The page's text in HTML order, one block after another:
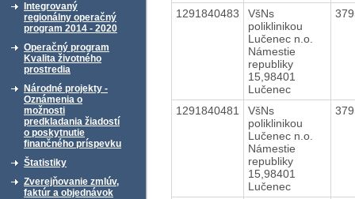
Integrovaný
regionálny operačný
program 2014 - 2020
Operačný program
Kvalita životného
prostredia
Národné projekty -
Oznámenia o
možnosti
predkladania žiadostí
o poskytnutie
finančného príspevku
Štatistiky
Zverejňovanie zmlúv,
faktúr a objednávok
1291840483
VšNs
poliklinikou
Lučenec n.o.
Námestie
republiky
15,98401
Lučenec
1291840481
VšNs
poliklinikou
Lučenec n.o.
Námestie
republiky
15,98401
Lučenec